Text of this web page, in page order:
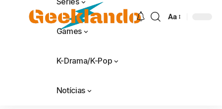
Games
K-Drama/K-Pop
Notícias
Aa